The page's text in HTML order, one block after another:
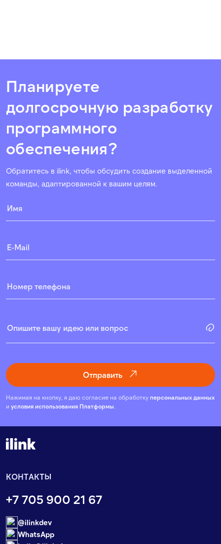
Планируете
долгосрочную разработку
программного
обеспечения?
Обратитесь в ilink, чтобы обсудить создание выделенной
команды, адаптированной к вашим целям.
Отправить
Нажимая на кнопку, я даю согласие на обработку персональных данных
и условия использования Платформы.
КОНТАКТЫ
+7 705 900 21 67
@ilinkdev
WhatsApp